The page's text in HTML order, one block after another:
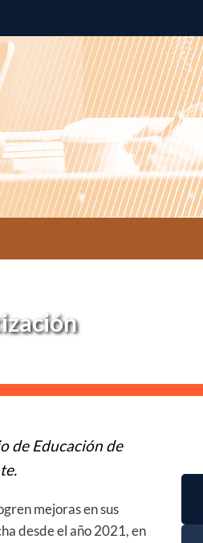
de Educación de
mejoras en sus
desde el año 2021, en